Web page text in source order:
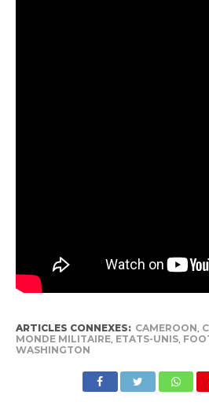
ARTICLES CONNEXES: CAMEROON
MONDE MILITAIRE, ETATS-UNIS,
WASHINGTON